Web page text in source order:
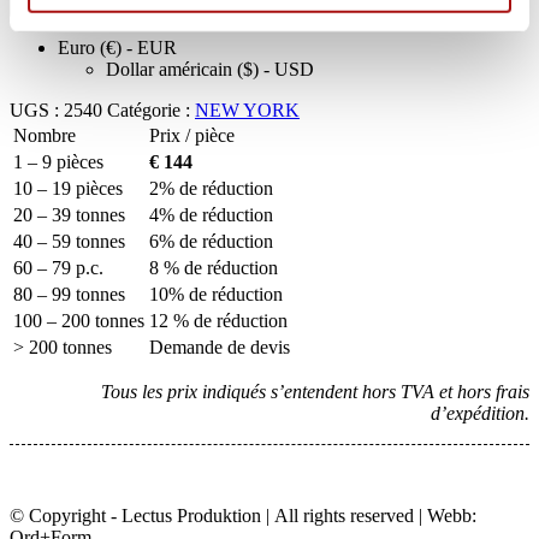
NEW
YORK
Ajouter au panier
Euro (€) - EUR
Dollar américain ($) - USD
UGS : 2540 Catégorie : NEW YORK
Nombre
Prix / pièce
1 – 9 pièces
€ 144
10 – 19 pièces
2% de réduction
20 – 39 tonnes
4% de réduction
40 – 59 tonnes
6% de réduction
60 – 79 p.c.
8 % de réduction
80 – 99 tonnes
10% de réduction
100 – 200 tonnes 12 % de réduction
> 200 tonnes
Demande de devis
Tous les prix indiqués s’entendent hors TVA et hors frais
d’expédition.
© Copyright - Lectus Produktion | All rights reserved | Webb: